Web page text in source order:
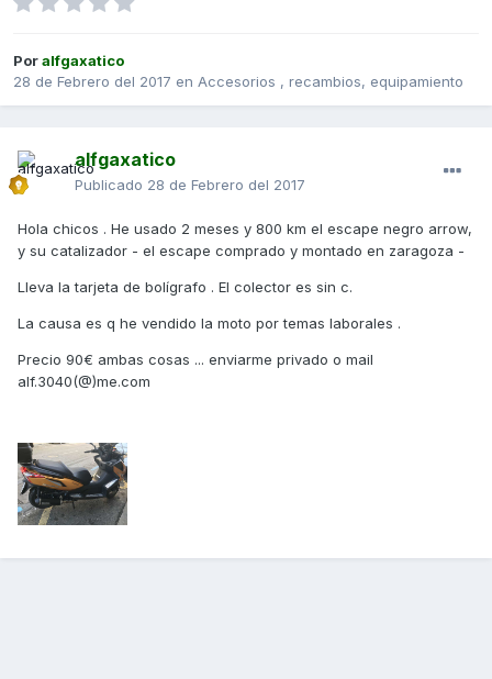
Poralfgaxatico
28 de Febrero del 2017 en Accesorios , recambios, equipamiento
alfgaxatico
Publicado 28 de Febrero del 2017
Hola chicos . He usado 2 meses y 800 km el escape negro arrow,
y su catalizador - el escape comprado y montado en zaragoza -
Lleva la tarjeta de bolígrafo . El colector es sin c.
La causa es q he vendido la moto por temas laborales .
Precio 90€ ambas cosas ... enviarme privado o mail
alf.3040(@)me.com